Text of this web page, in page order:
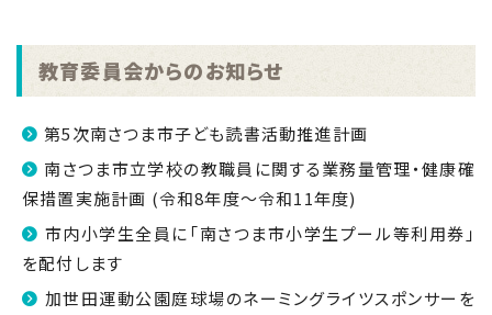
教育委員会からのお知らせ
第5次南さつま市子ども読書活動推進計画
南さつま市立学校の教職員に関する業務量管理・健康確
保措置実施計画 (令和8年度～令和11年度)
市内小学生全員に「南さつま市小学生プール等利用券」
を配付します
加世田運動公園庭球場のネーミングライツスポンサーを